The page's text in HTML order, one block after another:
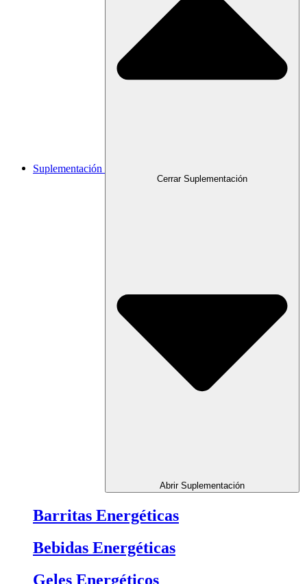
Suplementación
Cerrar Suplementación
Abrir Suplementación
Barritas Energéticas
Bebidas Energéticas
Geles Energéticos